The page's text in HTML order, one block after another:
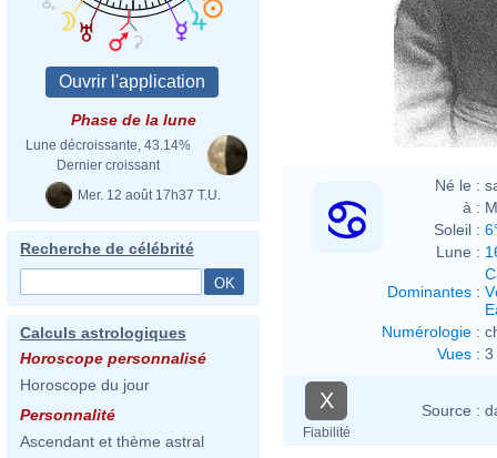
Phase de la lune
Lune décroissante, 43.14%
Dernier croissant
Mer. 12 août 17h37 T.U.
Recherche de célébrité
Calculs astrologiques
Horoscope personnalisé
Horoscope du jour
Personnalité
Ascendant et thème astral
Né le :
à :
Soleil :
Lune :
Dominantes :
Numérologie :
Vues : 3
X
Fiabilité
Source :